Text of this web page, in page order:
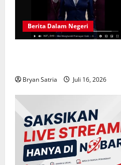
Berita Dalam Negeri
Bryan Satria Juli 16, 2026